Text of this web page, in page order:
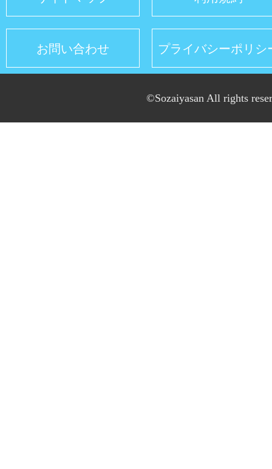
お問い合わせ プライバシーポリシ
©Sozaiyasan All rights